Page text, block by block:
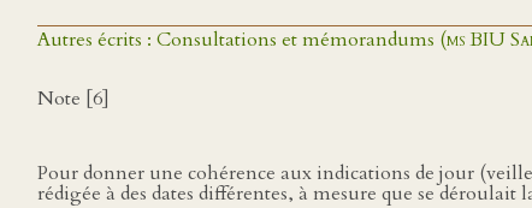
Autres écrits : Consultations et mémorandums (ms BIU
Note [6]
Pour donner une cohérence aux indications de jour
rédigée à des dates différentes, à mesure que se déroulait